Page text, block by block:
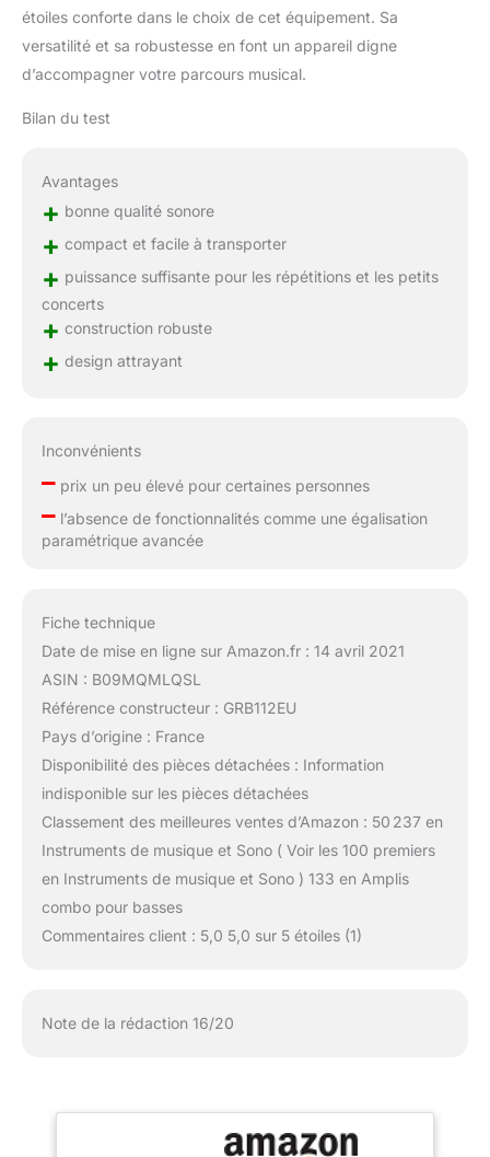
étoiles conforte dans le choix de cet équipement. Sa
versatilité et sa robustesse en font un appareil digne
d’accompagner votre parcours musical.
Bilan du test
Avantages
+ bonne qualité sonore
+ compact et facile à transporter
+ puissance suffisante pour les répétitions et les petits
concerts
+ construction robuste
+ design attrayant
Inconvénients
–prix un peu élevé pour certaines personnes
–l’absence de fonctionnalités comme une égalisation
paramétrique avancée
Fiche technique
Date de mise en ligne sur Amazon.fr : 14 avril 2021
ASIN : B09MQMLQSL
Référence constructeur : GRB112EU
Pays d’origine : France
Disponibilité des pièces détachées : Information
indisponible sur les pièces détachées
Classement des meilleures ventes d’Amazon : 50 237 en
Instruments de musique et Sono ( Voir les 100 premiers
en Instruments de musique et Sono ) 133 en Amplis
combo pour basses
Commentaires client : 5,0 5,0 sur 5 étoiles (1)
Note de la rédaction 16/20